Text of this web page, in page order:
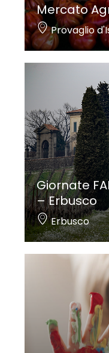
Mercato
Provaglio
Giornate
– Erbusco
Erbusco